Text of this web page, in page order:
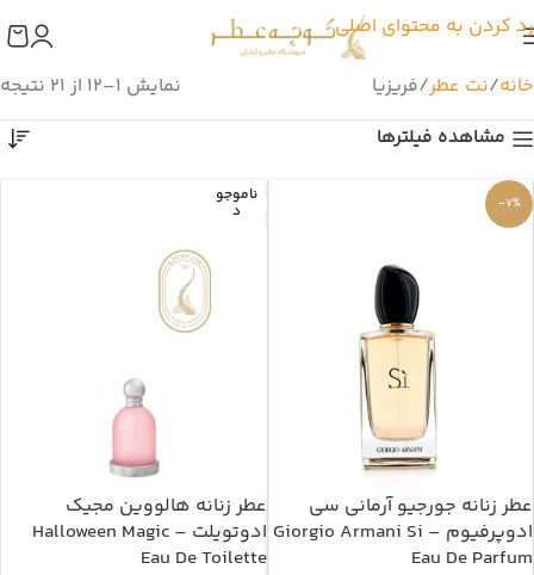
رد کردن به محتوای اصلی
خانه نت عطر فریزیا
نمایش 1–12 از 21 نتیجه
مشاهده فیلترها
-7%
عطر زنانه جورجیو آرمانی سی
ادوپرفیوم – Giorgio Armani Si
Eau De Parfum
ناموجو
د
عطر زنانه هالووین مجیک
ادوتویلت – Halloween Magic
Eau De Toilette